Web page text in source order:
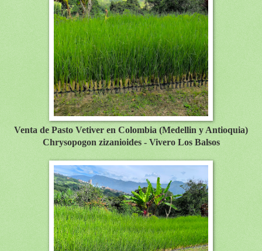
Venta de Pasto Vetiver en Colombia (Medellin y Antioquia)
Chrysopogon zizanioides - Vivero Los Balsos